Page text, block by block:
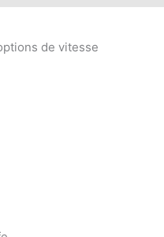
de vitesse